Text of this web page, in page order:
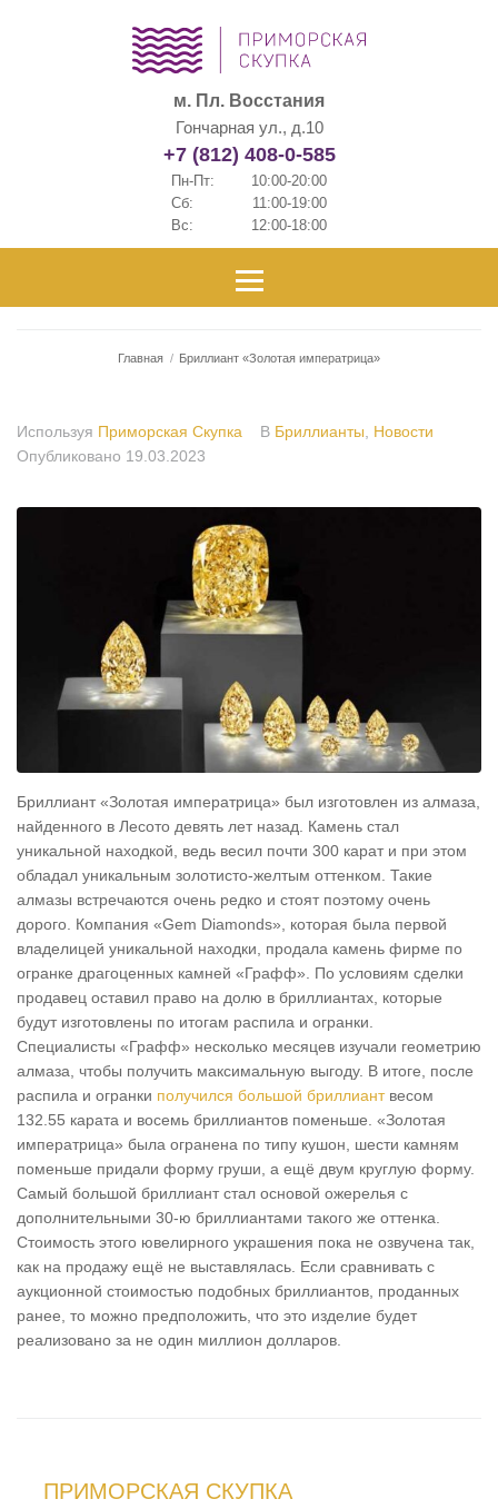
м. Пл. Восстания
Гончарная ул., д.10
+7 (812) 408-0-585
Пн-Пт:
10:00-20:00
Сб:
11:00-19:00
Вс:
12:00-18:00
Главная / Бриллиант «Золотая императрица»
Используя Приморская Скупка В Бриллианты
Новости
Опубликовано 19.03.2023
Бриллиант «Золотая императрица» был изготовлен из алмаза,
найденного в Лесото девять лет назад. Камень стал
уникальной находкой, ведь весил почти 300 карат и при этом
обладал уникальным золотисто-желтым оттенком. Такие
алмазы встречаются очень редко и стоят поэтому очень
дорого. Компания «Gem Diamonds», которая была первой
владелицей уникальной находки, продала камень фирме по
огранке драгоценных камней «Графф». По условиям сделки
продавец оставил право на долю в бриллиантах, которые
будут изготовлены по итогам распила и огранки.
Специалисты «Графф» несколько месяцев изучали геометрию
алмаза, чтобы получить максимальную выгоду. В итоге, после
распила и огранки получился большой бриллиантвесом
132.55 карата и восемь бриллиантов поменьше. «Золотая
императрица» была огранена по типу кушон, шести камням
поменьше придали форму груши, а ещё двум круглую форму.
Самый большой бриллиант стал основой ожерелья с
дополнительными 30-ю бриллиантами такого же оттенка.
Стоимость этого ювелирного украшения пока не озвучена так,
как на продажу ещё не выставлялась. Если сравнивать с
аукционной стоимостью подобных бриллиантов, проданных
ранее, то можно предположить, что это изделие будет
реализовано за не один миллион долларов.
ПРИМОРСКАЯ СКУПКА